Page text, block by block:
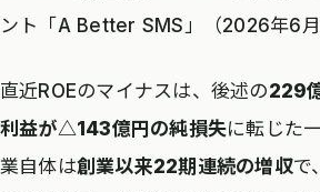
ント「A Better SMS」（2026年6月
直近ROEのマイナスは、後述の229
利益が△143億円の純損失に転じた
業自体は創業以来22期連続の増収で